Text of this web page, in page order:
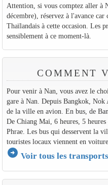
Attention, si vous comptez aller à
décembre), réservez à l'avance car
Thaïlandais à cette occasion. Les
sensiblement à ce moment-là.
COMMENT
Pour venir à Nan, vous avez le
gare à Nan. Depuis Bangkok, Nok
de la ville en avion. En bus, de
De Chiang Mai, 6 heures, 5
Phrae. Les bus qui desservent la
touristes locaux viennent en voiture.
arrow_circle_right Voir tous les